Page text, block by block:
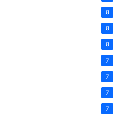
8
8
8
7
7
7
7